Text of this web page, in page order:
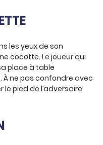
les yeux de son
cocotte. Le joueur qui
place à table
À ne pas confondre avec
pied de l’adversaire